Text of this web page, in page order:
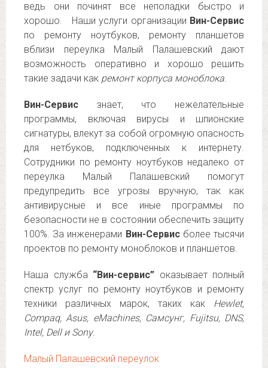
ведь они починят все неполадки быстро и
хорошо. Наши услуги организации Вин-Сервис
по ремонту ноутбуков, ремонту планшетов
вблизи переулка Малый Палашевский дают
возможность оперативно и хорошо решить
такие задачи как ремонт корпуса моноблока.
Вин-Сервис знает, что нежелательные
программы, включая вирусы и шпионские
сигнатуры, влекут за собой огромную опасность
для нетбуков, подключенных к интернету.
Сотрудники по ремонту ноутбуков недалеко от
переулка Малый Палашевский помогут
предупредить все угрозы вручную, так как
антивирусные и все иные программы по
безопасности не в состоянии обеспечить защиту
100%. За инженерами Вин-Сервисболее тысячи
проектов по ремонту моноблоков и планшетов.
Наша служба “Вин-сервис” оказывает полный
спектр услуг по ремонту ноутбуков и ремонту
техники различных марок, таких как Hewlet,
Compaq, Asus, eMachines, Самсунг, Fujitsu, DNS,
Intel, Dell и Sony.
Малый Палашевский переулок